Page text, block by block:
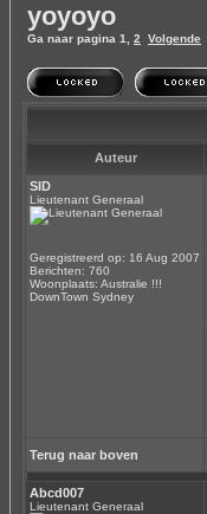
yoyoyo
Ga naar pagina 1 2 Volgende
Auteur
SID
Lieutenant Generaal
Geregistreerd op: 16 Aug 2007
Berichten: 760
Woonplaats: Australie !!!
DownTown Sydney
Terug naar boven
Abcd007
Lieutenant Generaal